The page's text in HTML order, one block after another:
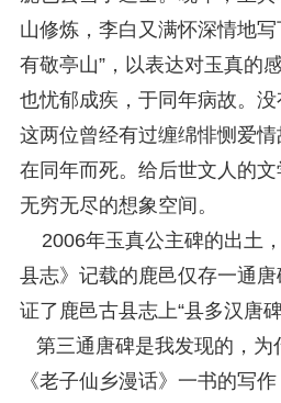
山修炼，李白又满怀深情地
有敬亭山”，以表达对玉真的
也忧郁成疾，于同年病故。
这两位曾经有过缠绵悱恻爱
在同年而死。给后世文人的
无穷无尽的想象空间。
2006年玉真公主碑的出土
县志》记载的鹿邑仅存一通
证了鹿邑古县志上“县多汉唐
第三通唐碑是我发现的，为
《老子仙乡漫话》一书的写